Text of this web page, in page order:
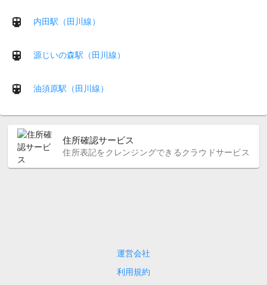
内田駅（田川線）
源じいの森駅（田川線）
油須原駅（田川線）
住所確認サービス
住所表記をクレンジングできるクラウドサービス
運営会社
利用規約